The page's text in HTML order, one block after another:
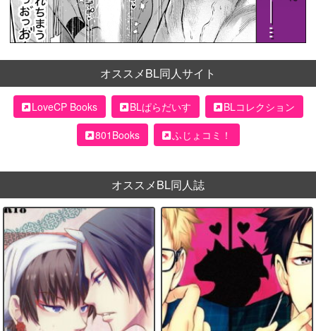
オススメBL同人サイト
LoveCP Books BLぱらだいす
BLコレクション
801Books
ふじょコミ！
オススメBL同人誌